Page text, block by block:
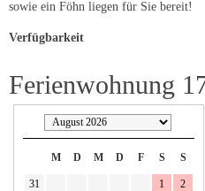
sowie ein Föhn liegen für Sie bereit!
Verfügbarkeit
Ferienwohnung
M D M D F S S
31 1
2